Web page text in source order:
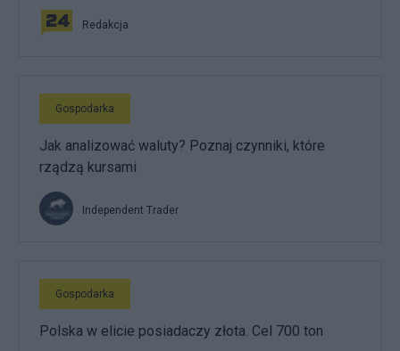
Redakcja
Gospodarka
Jak analizować waluty? Poznaj czynniki, które
rządzą kursami
Independent Trader
Gospodarka
Polska w elicie posiadaczy złota. Cel 700 ton